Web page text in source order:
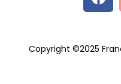
Copyright ©2025